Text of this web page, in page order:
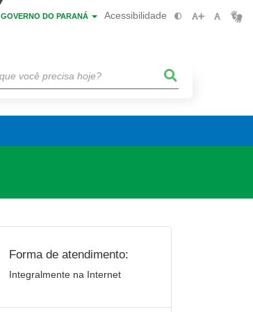
GOVERNO DO PARANÁ Acessibilidade
Forma de atendimento:
Integralmente na Internet